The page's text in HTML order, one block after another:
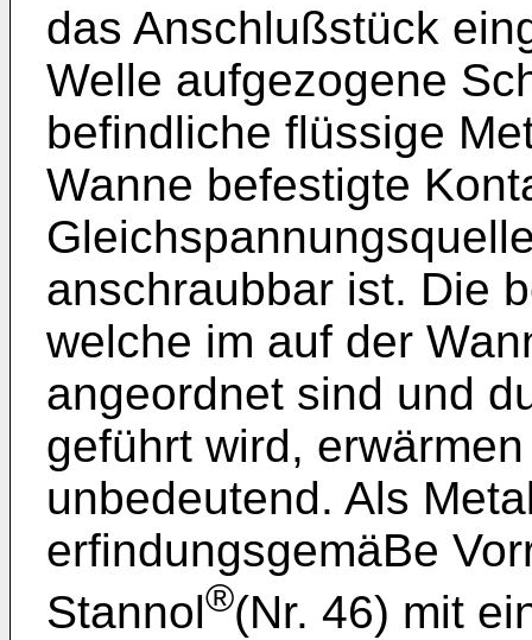
das Anschlußstück
Welle aufgezogene
befindliche flüssige
Wanne befestigte
anschraubbar ist. Die
welche im auf der
angeordnet sind und
geführt wird,
unbedeutend. Als
erfindungsgemäBe
Stannol®(Nr. 46) mit